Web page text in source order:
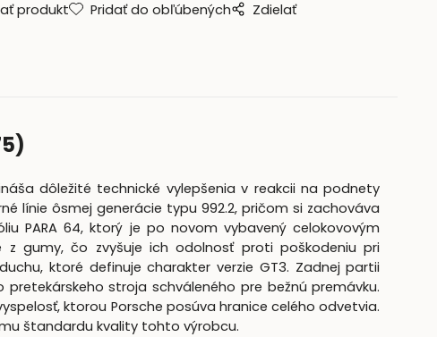
produkt Pridať do obľúbených Zdielať
dôležité technické vylepšenia v reakcii na podnety
línie ôsmej generácie typu 992.2, pričom si zachováva
PARA 64, ktorý je po novom vybavený celokovovým
gumy, čo zvyšuje ich odolnosť proti poškodeniu pri
ktoré definuje charakter verzie GT3. Zadnej partii
stroja schváleného pre bežnú premávku.
ktorou Porsche posúva hranice celého odvetvia.
štandardu kvality tohto výrobcu.